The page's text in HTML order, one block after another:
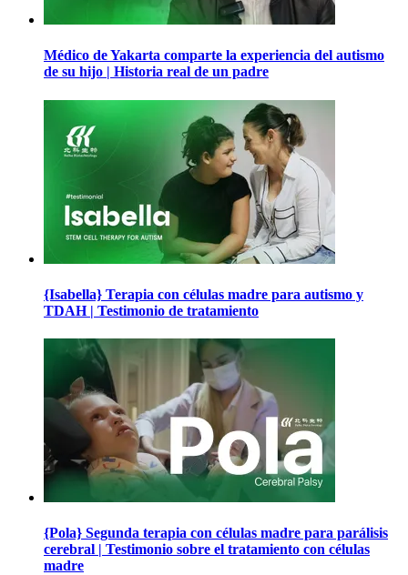
Médico de Yakarta comparte la experiencia del autismo
de su hijo | Historia real de un padre
{Isabella} Terapia con células madre para autismo y
TDAH | Testimonio de tratamiento
{Pola} Segunda terapia con células madre para parálisis
cerebral | Testimonio sobre el tratamiento con células
madre